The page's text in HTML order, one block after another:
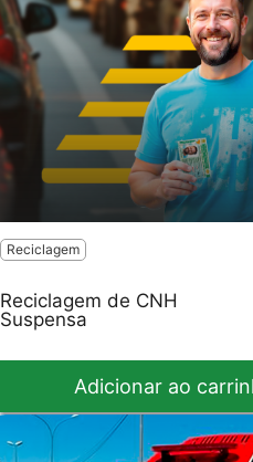
Reciclagem
Reciclagem de CNH
Suspensa
Adicionar ao